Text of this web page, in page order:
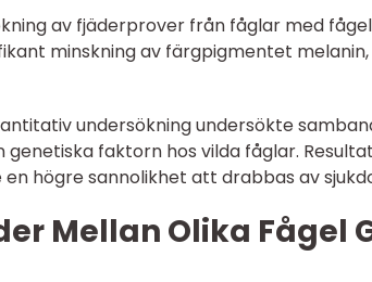
av fjäderprover från fåglar med
minskning av färgpigmentet
undersökning undersökte
genetiska faktorn hos vilda fåglar.
högre sannolikhet att drabbas av
Mellan Olika Fågel